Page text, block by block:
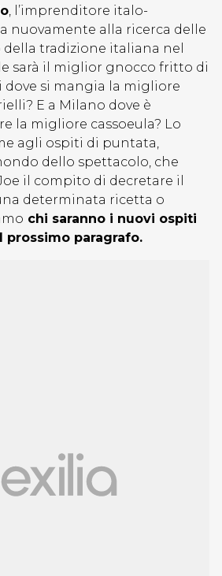
, l’imprenditore italo-
nuovamente alla ricerca delle
tradizione italiana nel
sarà il miglior gnocco fritto di
dove si mangia la migliore
E a Milano dove è
la migliore cassoeula? Lo
agli ospiti di puntata,
dello spettacolo, che
il compito di decretare il
determinata ricetta o
chi saranno i nuovi ospiti
prossimo paragrafo.